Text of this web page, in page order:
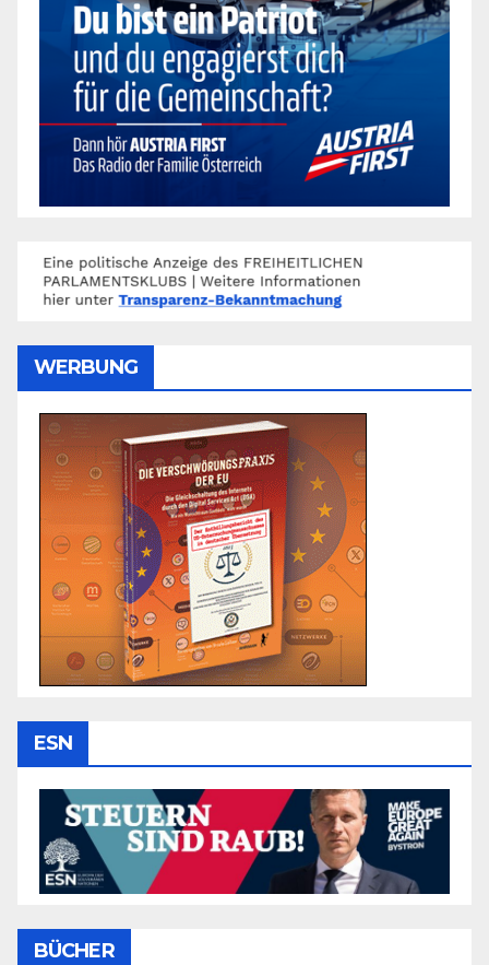
WERBUNG
ESN
BÜCHER